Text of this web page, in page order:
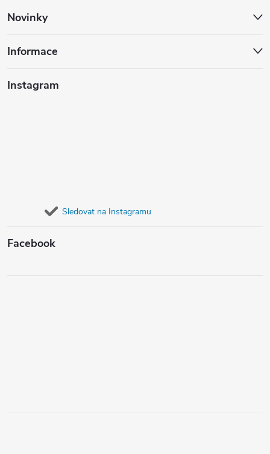
Novinky
Informace
Instagram
Sledovat na Instagramu
Facebook